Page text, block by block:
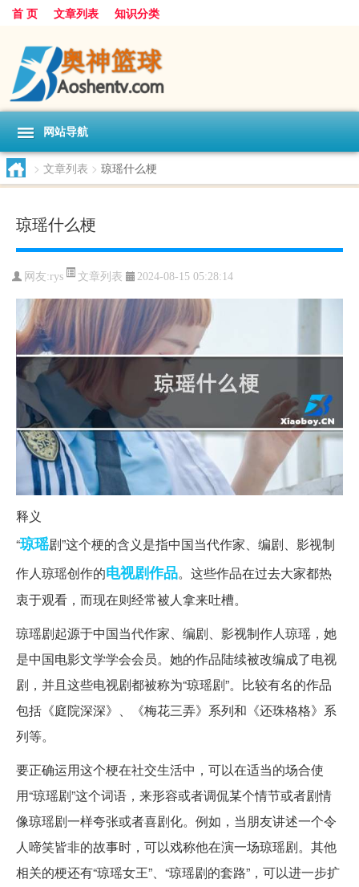
首 页 文章列表 知识分类
网站导航
> 文章列表 > 琼瑶什么梗
琼瑶什么梗
网友:rys 文章列表 2024-08-15 05:28:14
释义
“琼瑶剧”这个梗的含义是指中国当代作家、编剧、影视制
作人琼瑶创作的电视剧作品。这些作品在过去大家都热
衷于观看，而现在则经常被人拿来吐槽。
琼瑶剧起源于中国当代作家、编剧、影视制作人琼瑶，她
是中国电影文学学会会员。她的作品陆续被改编成了电视
剧，并且这些电视剧都被称为“琼瑶剧”。比较有名的作品
包括《庭院深深》、《梅花三弄》系列和《还珠格格》系
列等。
要正确运用这个梗在社交生活中，可以在适当的场合使
用“琼瑶剧”这个词语，来形容或者调侃某个情节或者剧情
像琼瑶剧一样夸张或者喜剧化。例如，当朋友讲述一个令
人啼笑皆非的故事时，可以戏称他在演一场琼瑶剧。其他
相关的梗还有“琼瑶女王”、“琼瑶剧的套路”，可以进一步扩